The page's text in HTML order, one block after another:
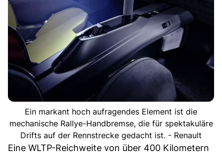
Ein markant hoch aufragendes Element ist die
mechanische Rallye-Handbremse, die für spektakuläre
Drifts auf der Rennstrecke gedacht ist. - Renault
Eine WLTP-Reichweite von über 400 Kilometern